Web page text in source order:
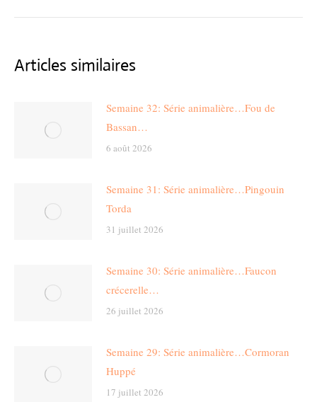
Articles similaires
Semaine 32: Série animalière…Fou de
Bassan…
6 août 2026
Semaine 31: Série animalière…Pingouin
Torda
31 juillet 2026
Semaine 30: Série animalière…Faucon
crécerelle…
26 juillet 2026
Semaine 29: Série animalière…Cormoran
Huppé
17 juillet 2026